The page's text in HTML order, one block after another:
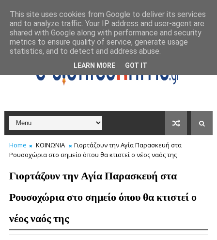
Home ΚΟΙΝΩΝΙΑ
Γιορτάζουν την Αγία Παρασκευή στα
Ρουσοχώρια στο σημείο όπου θα κτιστεί ο νέος ναός της
Γιορτάζουν την Αγία Παρασκευή στα
Ρουσοχώρια στο σημείο όπου θα κτιστεί ο
νέος ναός της
This site uses cookies from Google to deliver its services
and to analyze traffic. Your IP address and user-agent are
shared with Google along with performance and security
metrics to ensure quality of service, generate usage
statistics, and to detect and address abuse.
LEARN MORE GOT IT